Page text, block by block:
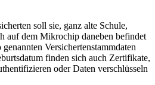
soll sie, ganz alte Schule,
auf dem Mikrochip daneben befindet
Versichertenstammdaten
finden sich auch Zertifikate,
oder Daten verschlüsseln